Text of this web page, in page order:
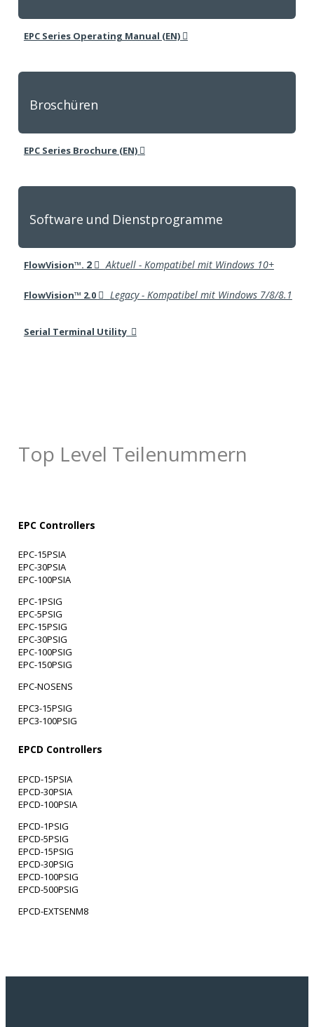
EPC Series Operating Manual (EN) 
Broschüren
EPC Series Brochure (EN) 
Software und Dienstprogramme
FlowVision™. 2  Aktuell - Kompatibel mit Windows 10+
FlowVision™ 2.0  Legacy - Kompatibel mit Windows 7/8/8.1
Serial Terminal Utility 
Top Level Teilenummern
EPC Controllers
EPC-15PSIA
EPC-30PSIA
EPC-100PSIA
EPC-1PSIG
EPC-5PSIG
EPC-15PSIG
EPC-30PSIG
EPC-100PSIG
EPC-150PSIG
EPC-NOSENS
EPC3-15PSIG
EPC3-100PSIG
EPCD Controllers
EPCD-15PSIA
EPCD-30PSIA
EPCD-100PSIA
EPCD-1PSIG
EPCD-5PSIG
EPCD-15PSIG
EPCD-30PSIG
EPCD-100PSIG
EPCD-500PSIG
EPCD-EXTSENM8